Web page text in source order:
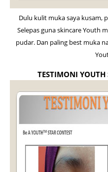
Dulu kulit muka saya kusam,
Selepas guna skincare Youth
pudar. Dan paling best muka
TESTIMONI YOUTH